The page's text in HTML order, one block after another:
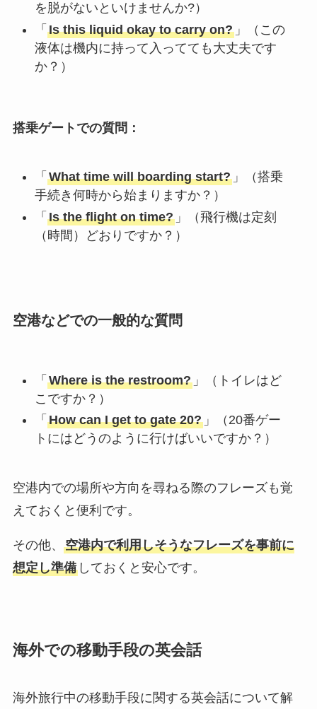
を脱がないといけませんか?）
「Is this liquid okay to carry on? 」（この
液体は機内に持って入ってても大丈夫です
か？）
搭乗ゲートでの質問：
「What time will boarding start? 」（搭乗
手続き何時から始まりますか？）
「Is the flight on time? 」（飛行機は定刻
（時間）どおりですか？）
空港などでの一般的な質問
「Where is the restroom? 」（トイレはど
こですか？）
「How can I get to gate 20? 」（20番ゲー
トにはどうのように行けばいいですか？）
空港内での場所や方向を尋ねる際のフレーズも覚
えておくと便利です。
その他、 空港内で利用しそうなフレーズを事前に
想定し準備しておくと安心です。
海外での移動手段の英会話
海外旅行中の移動手段に関する英会話について解